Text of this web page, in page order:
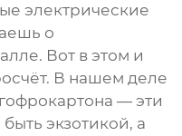
электрические
о
Вот в этом и
В нашем деле
— эти
экзотикой, а